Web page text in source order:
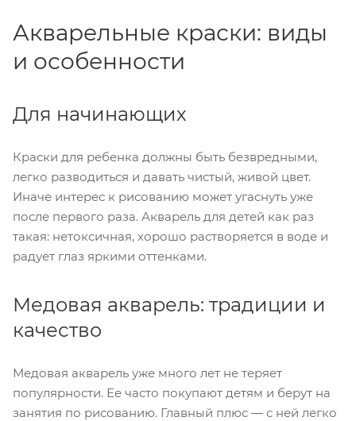
Акварельные краски: виды
и особенности
Для начинающих
Краски для ребенка должны быть безвредными,
легко разводиться и давать чистый, живой цвет.
Иначе интерес к рисованию может угаснуть уже
после первого раза. Акварель для детей как раз
такая: нетоксичная, хорошо растворяется в воде и
радует глаз яркими оттенками.
Медовая акварель: традиции и
качество
Медовая акварель уже много лет не теряет
популярности. Ее часто покупают детям и берут на
занятия по рисованию. Главный плюс — с ней легко